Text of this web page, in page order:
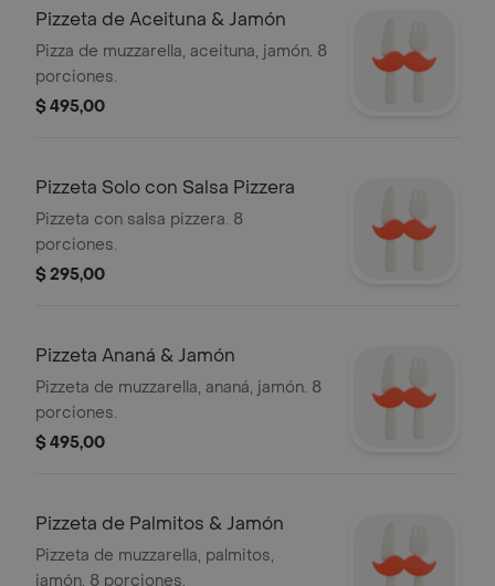
Pizzeta de Aceituna & Jamón
Pizza de muzzarella, aceituna, jamón. 8
porciones.
$ 495,00
Pizzeta Solo con Salsa Pizzera
Pizzeta con salsa pizzera. 8
porciones.
$ 295,00
Pizzeta Ananá & Jamón
Pizzeta de muzzarella, ananá, jamón. 8
porciones.
$ 495,00
Pizzeta de Palmitos & Jamón
Pizzeta de muzzarella, palmitos,
jamón. 8 porciones.